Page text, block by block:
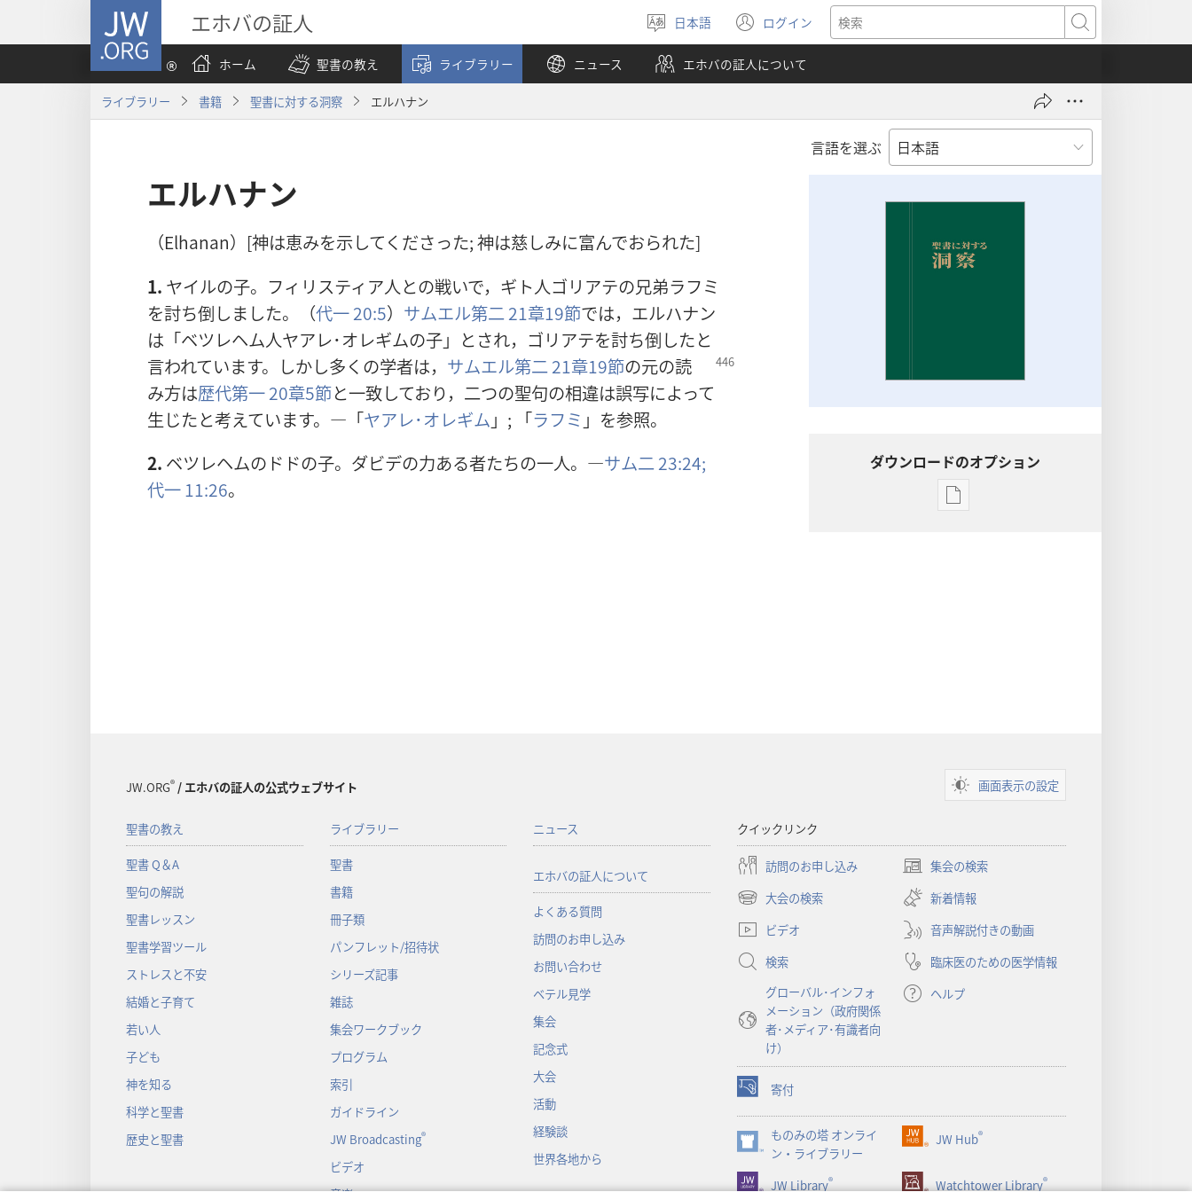
JW.ORG エホバの証人
言
語
を
選
日本語 ログイン
（新
し
い
タ
で
検
索
ホーム
聖書の教え ライブラリー ニュース エホバの証人について
ライブラリー 書籍 聖書に対する洞察 エルハナン
言語を選ぶ
エルハナン
（Elhanan）[神は恵みを示してくださった; 神は慈しみに富んでおられた]
1. ヤイルの子。フィリスティア人との戦いで，ギト人ゴリアテの兄弟ラフミ
を討ち倒しました。（代一 20:5） サムエル第二 21章19節では，エルハナン
は「ベツレヘム人ヤアレ･オレギムの子」とされ，ゴリアテを討ち倒したと
言われています。しかし多くの学者は， サムエル第二 21章19節の元の読
み方は歴代第一 20章5節と一致しており，二つの聖句の相違は誤写によって
生じたと考えています。―「ヤアレ･オレギム 」; 「ラフミ 」を参照。
2. ベツレヘムのドドの子。ダビデの力ある者たちの一人。―サム二 23:24;
代一 11:26。
ダウンロードのオプション
出
ン
聖
対
る
洞
JW.ORG®/ エホバの証人の公式ウェブサイト 画面表示の設定
聖書の教え
聖書 Q＆A
聖句の解説
聖書レッスン
聖書学習ツール
ストレスと不安
結婚と子育て
若い人
子ども
神を知る
科学と聖書
歴史と聖書
ライブラリー
聖書
書籍
冊子類
パンフレット/招待状
シリーズ記事
雑誌
集会ワークブック
プログラム
索引
ガイドライン
JW Broadcasting®
ビデオ
ニュース
エホバの証人について
よくある質問
訪問のお申し込み
お問い合わせ
ベテル見学
集会
記念式
大会
活動
経験談
世界各地から
クイックリンク
訪問のお申し込み 集会の検索
（新
し
い
タ
ブ
で
開
く）
大会の検索
（新
し
タ
開
新着情報
ビデオ
音声解説付きの動画
検索
臨床医のための医学情報
グローバル･インフォ
メーション（政府関係
者･メディア･有識者向
け）
ヘルプ
寄付
（新
し
い
タ
ブ
ものみの塔 オンライ
ン・ライブラリー
（新
し
JW Hub®
（新
い
JW Library® Watchtower Library®